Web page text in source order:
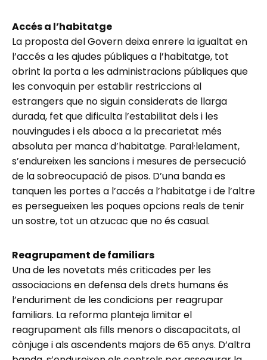
Accés a l’habitatge
La proposta del Govern deixa enrere la igualtat en
l’accés a les ajudes públiques a l’habitatge, tot
obrint la porta a les administracions públiques que
les convoquin per establir restriccions al
estrangers que no siguin considerats de llarga
durada, fet que dificulta l’estabilitat dels i les
nouvingudes i els aboca a la precarietat més
absoluta per manca d’habitatge. Paral·lelament,
s’endureixen les sancions i mesures de persecució
de la sobreocupació de pisos. D’una banda es
tanquen les portes a l’accés a l’habitatge i de l’altre
es persegueixen les poques opcions reals de tenir
un sostre, tot un atzucac que no és casual.
Reagrupament de familiars
Una de les novetats més criticades per les
associacions en defensa dels drets humans és
l’enduriment de les condicions per reagrupar
familiars. La reforma planteja limitar el
reagrupament als fills menors o discapacitats, al
cònjuge i als ascendents majors de 65 anys. D’altra